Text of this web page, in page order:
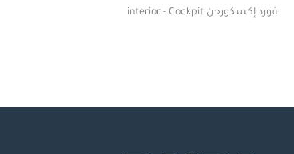
فورد إكسكورجن interior - Cockpit